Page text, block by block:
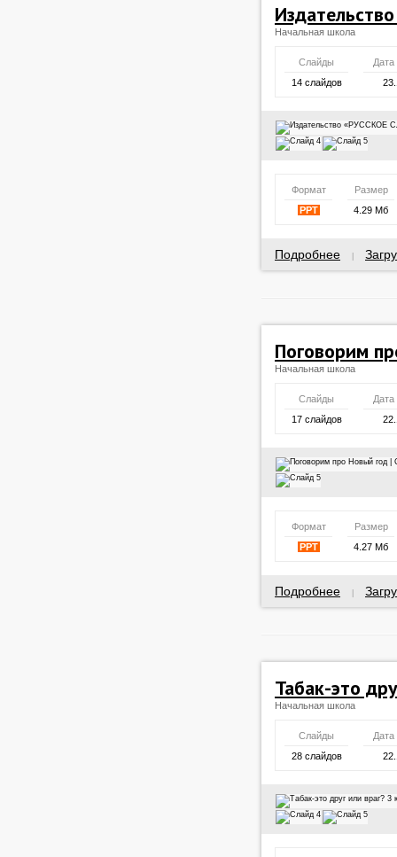
Начальная школа
Слайды
Дата
14 слайдов
Формат
Размер
PPT
4.29 Мб
Подробнее
Поговорим
Начальная школа
Слайды
Дата
17 слайдов
Формат
Размер
PPT
4.27 Мб
Подробнее
Табак-это
Начальная школа
Слайды
Дата
28 слайдов